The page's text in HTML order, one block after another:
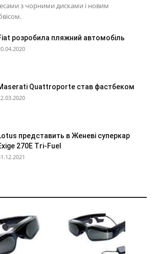
з чорними дисками і новим
розробила пляжний автомобіль
Quattroporte став фастбеком
представить в Женеві суперкар
270E Tri-Fuel